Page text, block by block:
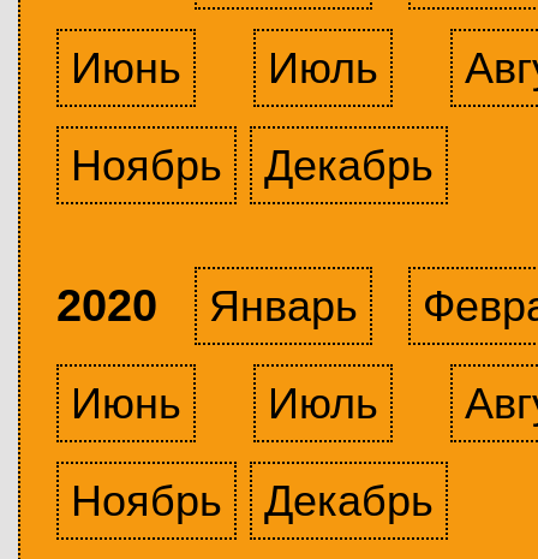
Июнь
Июль
Ноябрь
Декабрь
2020 Январь
Июнь
Июль
Ноябрь
Декабрь